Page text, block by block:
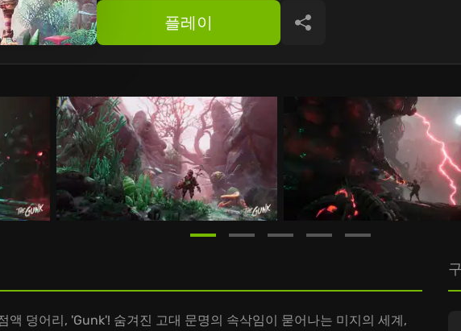
플레이 공유
액 덩어리, 'Gunk'! 숨겨진 고대 문명의 속삭임이 묻어나는 미지의 세계,